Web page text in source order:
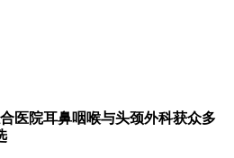
医院耳鼻咽喉与头颈外科获众多